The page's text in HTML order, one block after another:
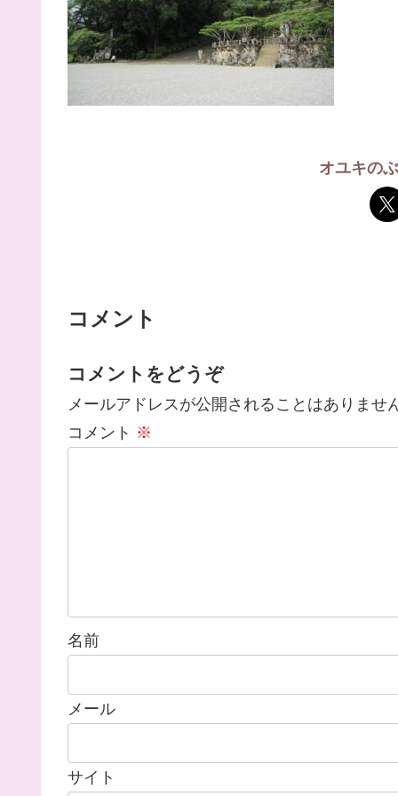
オユキの
コメント
コメントをどうぞ
メールアドレスが公開されることはありませ
コメント ※
名前
メール
サイト